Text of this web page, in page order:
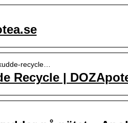
recycle…
Recycle |